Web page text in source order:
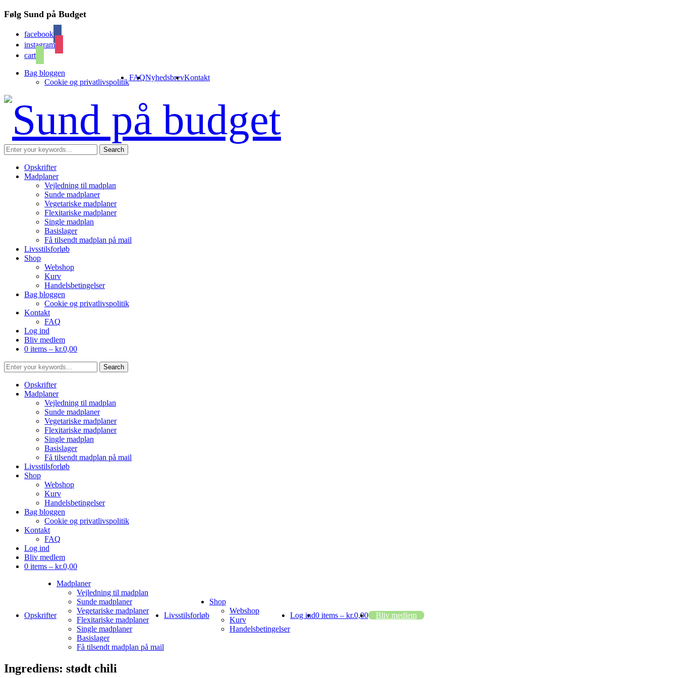
Følg Sund på Budget
facebook
instagram
cart
Bag bloggen
Cookie og privatlivspolitik
FAQNyhedsbrevKontakt
Opskrifter
Madplaner
Vejledning til madplan
Sunde madplaner
Vegetariske madplaner
Flexitariske madplaner
Single madplan
Basislager
Få tilsendt madplan på mail
Livsstilsforløb
Shop
Webshop
Kurv
Handelsbetingelser
Bag bloggen
Cookie og privatlivspolitik
Kontakt
FAQ
Log ind
Bliv medlem
0 items – kr.0,00
Opskrifter
Madplaner
Vejledning til madplan
Sunde madplaner
Vegetariske madplaner
Flexitariske madplaner
Single madplan
Basislager
Få tilsendt madplan på mail
Livsstilsforløb
Shop
Webshop
Kurv
Handelsbetingelser
Bag bloggen
Cookie og privatlivspolitik
Kontakt
FAQ
Log ind
Bliv medlem
0 items – kr.0,00
Opskrifter
Madplaner
Vejledning til madplan
Sunde madplaner
Vegetariske madplaner
Flexitariske madplaner
Single madplaner
Basislager
Få tilsendt madplan på mail
Livsstilsforløb
Shop
Webshop
Kurv
Handelsbetingelser
Log ind Bliv medlem
0 items – kr.0,00
Ingrediens: stødt chili